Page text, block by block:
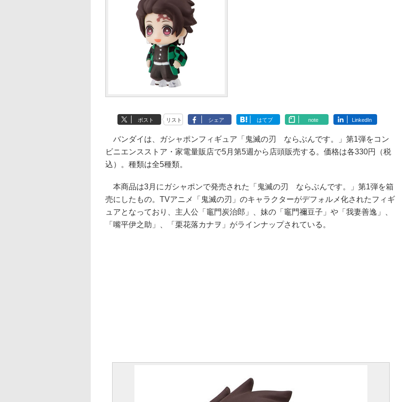
ポスト リスト シェア はてブ note LinkedIn
バンダイは、ガシャポンフィギュア「鬼滅の刃 ならぶんです。」第1弾をコン
ビニエンスストア・家電量販店で5月第5週から店頭販売する。価格は各330円（税
込）。種類は全5種類。
本商品は3月にガシャポンで発売された「鬼滅の刃 ならぶんです。」第1弾を箱
売にしたもの。TVアニメ「鬼滅の刃」のキャラクターがデフォルメ化されたフィギ
ュアとなっており、主人公「竈門炭治郎」、妹の「竈門禰豆子」や「我妻善逸」、
「嘴平伊之助」、「栗花落カナヲ」がラインナップされている。